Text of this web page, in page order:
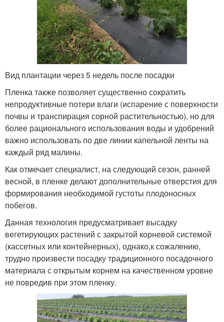
Вид плантации через 5 недель после посадки
Пленка также позволяет существенно сократить
непродуктивные потери влаги (испарение с поверхности
почвы и транспирация сорной растительностью), но для
более рационального использования воды и удобрений
важно использовать по две линии капельной ленты на
каждый ряд малины.
Как отмечает специалист, на следующий сезон, ранней
весной, в пленке делают дополнительные отверстия для
формирования необходимой густоты плодоносных
побегов.
Данная технология предусматривает высадку
вегетирующих растений с закрытой корневой системой
(кассетных или контейнерных), однако,к сожалению,
трудно произвести посадку традиционного посадочного
материала с открытым корнем на качественном уровне
не повредив при этом пленку.